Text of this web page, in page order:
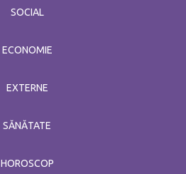
SOCIAL
ECONOMIE
EXTERNE
SĂNĂTATE
HOROSCOP